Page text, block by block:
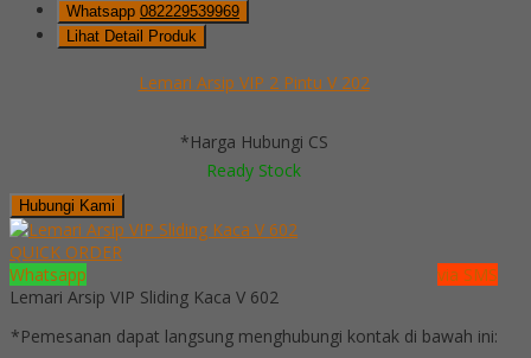
Whatsapp 082229539969
Lihat Detail Produk
Lemari Arsip VIP 2 Pintu V 202
*Harga Hubungi CS
Ready Stock
Hubungi Kami
QUICK ORDER
Whatsapp
via SMS
Lemari Arsip VIP Sliding Kaca V 602
*Pemesanan dapat langsung menghubungi kontak di bawah ini: